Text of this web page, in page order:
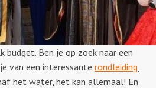
voor een ontspannen en geslaagd
nu met je vrienden, je familie of je
weet de leukste plekjes en de
Ben je op zoek naar een
van een interessante rondleiding,
het water, het kan allemaal! En